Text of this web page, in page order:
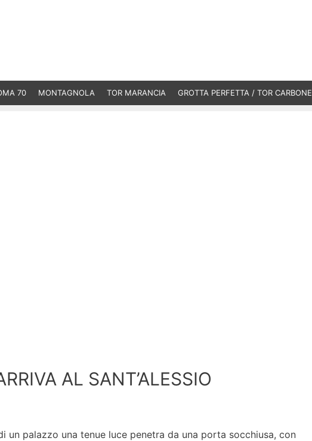
70 MONTAGNOLA TOR MARANCIA GROTTA PERFETTA / TOR CARBONE
AL SANT’ALESSIO
un palazzo una tenue luce penetra da una porta socchiusa, con